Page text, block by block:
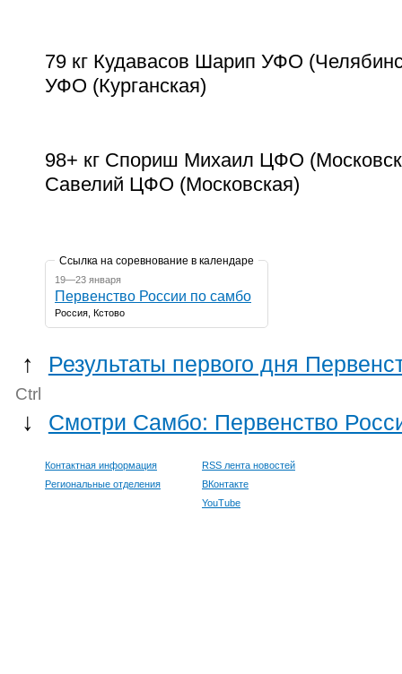
79 кг Кудавасов Шарип УФО
УФО (Курганская)
98+ кг Спориш Михаил ЦФО
Савелий ЦФО (Московская)
Ссылка на соревнование в календаре
19—23 января
Первенство России по самбо
Россия, Кстово
↑ Результаты первого дня
Ctrl
↓ Смотри Самбо: Первенство
Контактная информация
Региональные отделения
RSS лента новостей
ВКонтакте
YouTube